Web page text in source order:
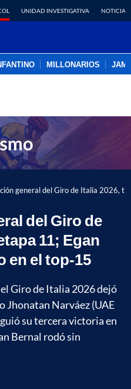
UNIDAD INVESTIGATIVA NOTICIAS
MILLONARIOS
general del Giro de Italia 2026,
del Giro de
11; Egan
en el top-15
Giro de Italia 2026 dejó
Jhonatan Narváez (UAE
su tercera victoria en
Bernal rodó sin